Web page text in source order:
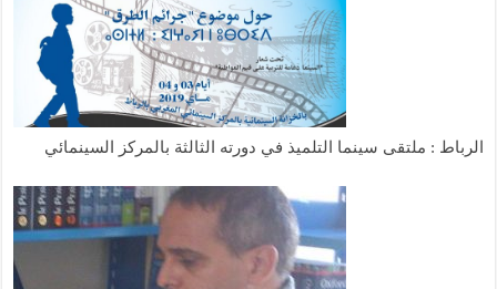
الرباط : ملتقى سينما التلميذ في دورته الثالثة بالمركز السينمائي